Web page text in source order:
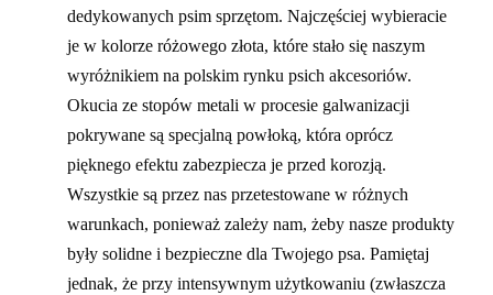
dedykowanych psim sprzętom. Najczęściej wybieracie
je w kolorze różowego złota, które stało się naszym
wyróżnikiem na polskim rynku psich akcesoriów.
Okucia ze stopów metali w procesie galwanizacji
pokrywane są specjalną powłoką, która oprócz
pięknego efektu zabezpiecza je przed korozją.
Wszystkie są przez nas przetestowane w różnych
warunkach, ponieważ zależy nam, żeby nasze produkty
były solidne i bezpieczne dla Twojego psa. Pamiętaj
jednak, że przy intensywnym użytkowaniu (zwłaszcza